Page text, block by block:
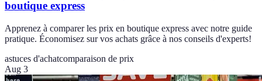
boutique express
Apprenez à comparer les prix en boutique express avec notre guide
pratique. Économisez sur vos achats grâce à nos conseils d'experts!
astuces d'achatcomparaison de prix
Aug 3